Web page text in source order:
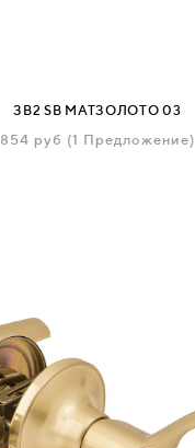
ЗВ2 SB МАТЗОЛОТО 03
854 руб (1 Предложение)